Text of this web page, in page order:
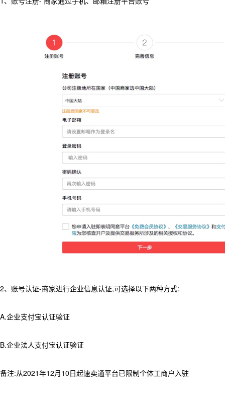
2、账号认证-商家进行企业信息认证,可选择以下两种方式:
A.企业支付宝认证验证
B.企业法人支付宝认证验证
备注:从2021年12月10日起速卖通平台已限制个体工商户入驻